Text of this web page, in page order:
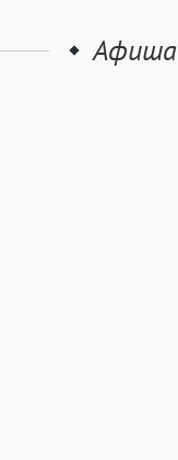
Афиша